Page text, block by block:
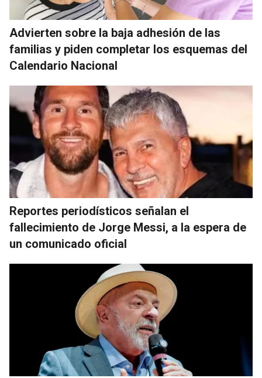
Advierten sobre la baja adhesión de las
familias y piden completar los esquemas del
Calendario Nacional
Reportes periodísticos señalan el
fallecimiento de Jorge Messi, a la espera de
un comunicado oficial